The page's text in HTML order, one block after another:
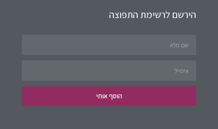
הירשם לרשימת התפוצה
הוסף אותי